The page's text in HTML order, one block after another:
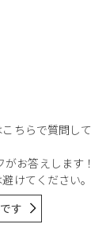
ちらで質問して
がお答えします！
けてください。
す